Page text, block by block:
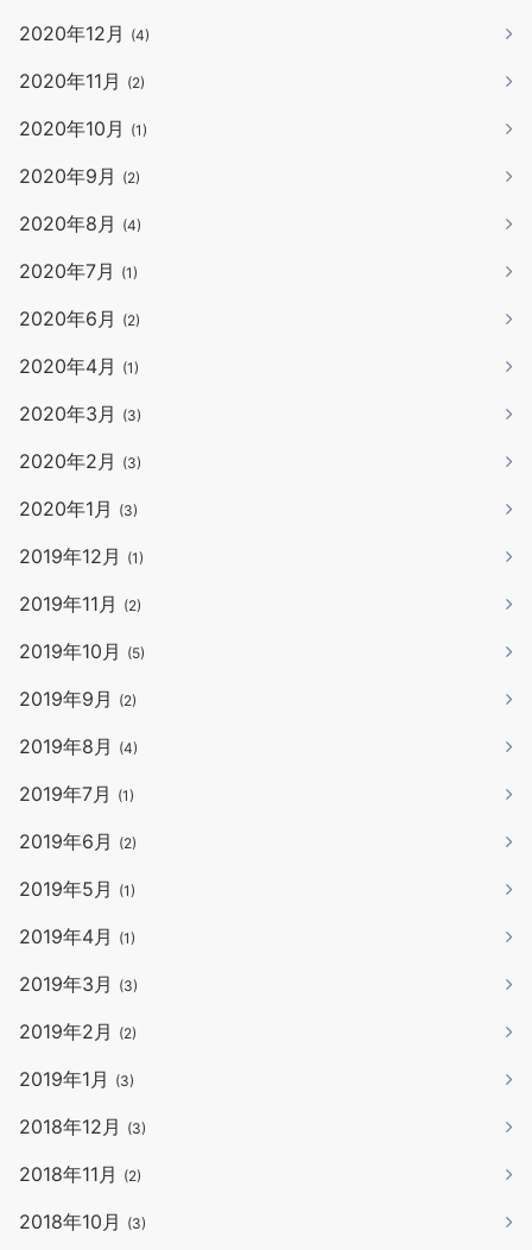
2020年12月 (4)
2020年11月 (2)
2020年10月 (1)
2020年9月 (2)
2020年8月 (4)
2020年7月 (1)
2020年6月 (2)
2020年4月 (1)
2020年3月 (3)
2020年2月 (3)
2020年1月 (3)
2019年12月 (1)
2019年11月 (2)
2019年10月 (5)
2019年9月 (2)
2019年8月 (4)
2019年7月 (1)
2019年6月 (2)
2019年5月 (1)
2019年4月 (1)
2019年3月 (3)
2019年2月 (2)
2019年1月 (3)
2018年12月 (3)
2018年11月 (2)
2018年10月 (3)